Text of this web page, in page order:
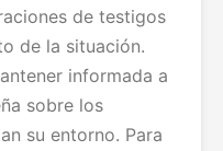
de testigos
de la situación.
informada a
sobre los
su entorno. Para